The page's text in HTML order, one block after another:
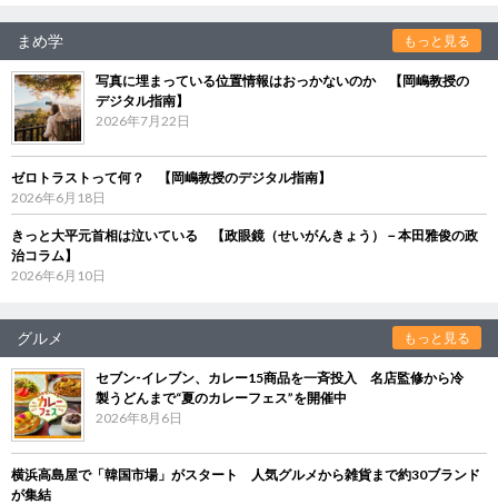
まめ学 もっと見る
写真に埋まっている位置情報はおっかないのか 【岡嶋教授の
デジタル指南】
2026年7月22日
ゼロトラストって何？ 【岡嶋教授のデジタル指南】
2026年6月18日
きっと大平元首相は泣いている 【政眼鏡（せいがんきょう）－本田雅俊の政
治コラム】
2026年6月10日
グルメ もっと見る
セブン‐イレブン、カレー15商品を一斉投入 名店監修から冷
製うどんまで“夏のカレーフェス”を開催中
2026年8月6日
横浜高島屋で「韓国市場」がスタート 人気グルメから雑貨まで約30ブランド
が集結